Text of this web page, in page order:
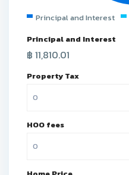
Principal and Interest
Principal and Interest
฿ 11,810.01
Property Tax
HOO fees